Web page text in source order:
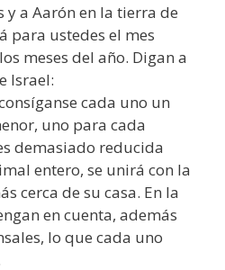
y a Aarón en la tierra de
para ustedes el mes
meses del año. Digan a
Israel:
cada uno un
uno para cada
demasiado reducida
entero, se unirá con la
cerca de su casa. En la
en cuenta, además
lo que cada uno